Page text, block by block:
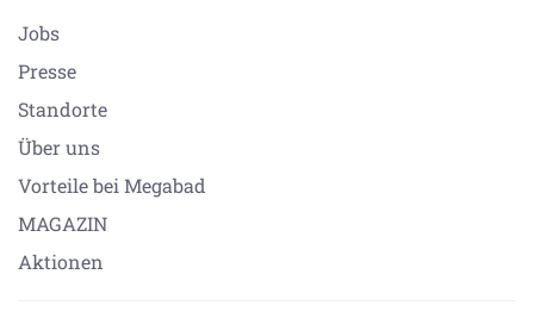
Jobs
Presse
Standorte
Über uns
Vorteile bei Megabad
MAGAZIN
Aktionen